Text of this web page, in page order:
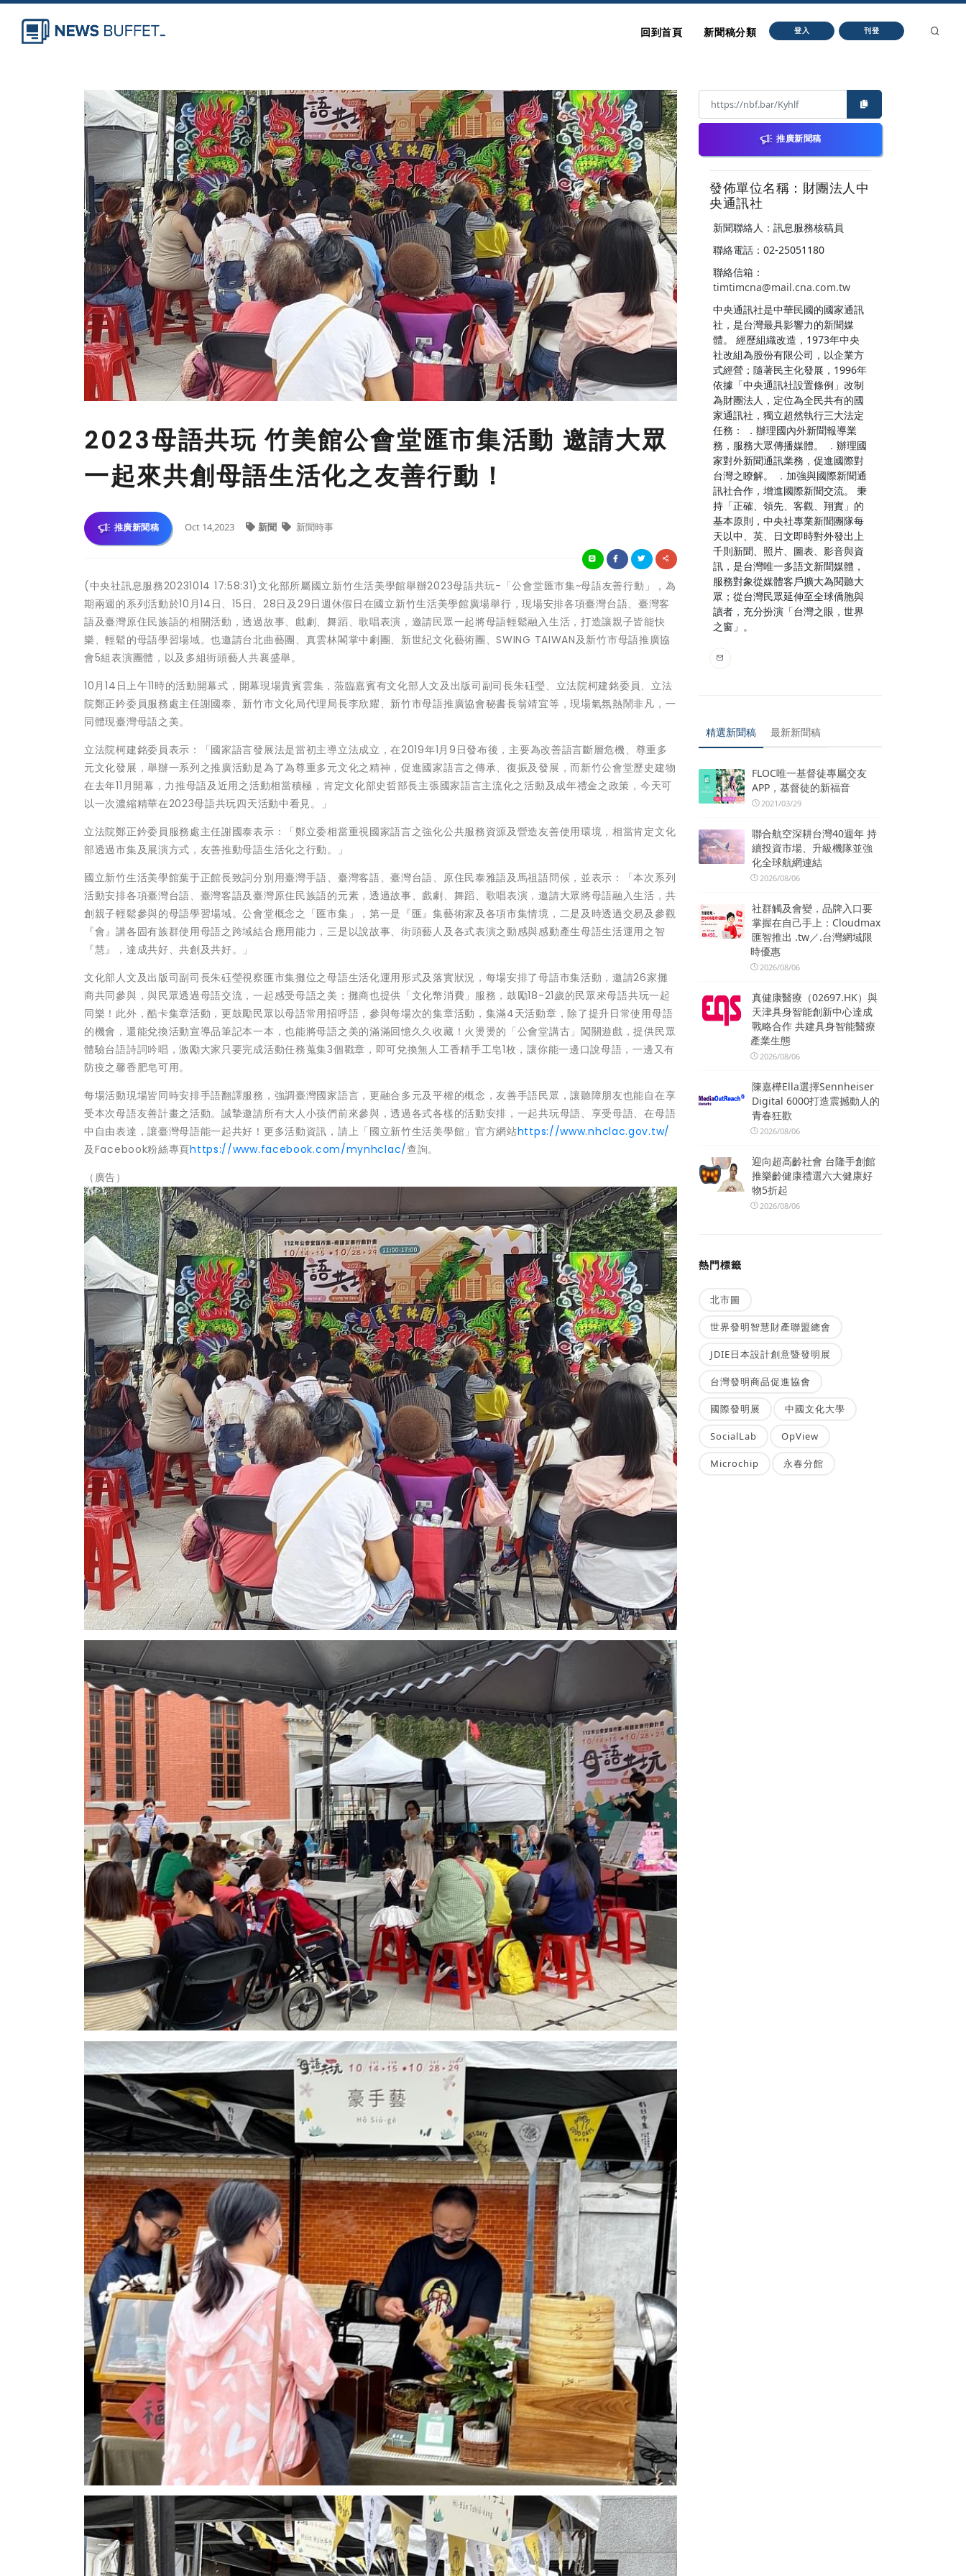
回到首頁 新聞稿分類 登入 刊登
2023母語共玩 竹美館公會堂匯市集活動 邀請大眾
一起來共創母語生活化之友善行動！
推廣新聞稿 Oct 14,2023 新聞 新聞時事
(中央社訊息服務20231014 17:58:31)文化部所屬國立新竹生活美學館舉辦2023母語共玩-「公會堂匯市集~母語友善行動」，為
期兩週的系列活動於10月14日、15日、28日及29日週休假日在國立新竹生活美學館廣場舉行，現場安排各項臺灣台語、臺灣客
語及臺灣原住民族語的相關活動，透過故事、戲劇、舞蹈、歌唱表演，邀請民眾一起將母語輕鬆融入生活，打造讓親子皆能快
樂、輕鬆的母語學習場域。也邀請台北曲藝團、真雲林閣掌中劇團、新世紀文化藝術團、SWING TAIWAN及新竹市母語推廣協
會5組表演團體，以及多組街頭藝人共襄盛舉。
10月14日上午11時的活動開幕式，開幕現場貴賓雲集，蒞臨嘉賓有文化部人文及出版司副司長朱砡瑩、立法院柯建銘委員、立法
院鄭正鈐委員服務處主任謝國泰、新竹市文化局代理局長李欣耀、新竹市母語推廣協會秘書長翁靖宜等，現場氣氛熱鬧非凡，一
同體現臺灣母語之美。
立法院柯建銘委員表示：「國家語言發展法是當初主導立法成立，在2019年1月9日發布後，主要為改善語言斷層危機、尊重多
元文化發展，舉辦一系列之推廣活動是為了為尊重多元文化之精神，促進國家語言之傳承、復振及發展，而新竹公會堂歷史建物
在去年11月開幕，力推母語及近用之活動相當積極，肯定文化部史哲部長主張國家語言主流化之活動及成年禮金之政策，今天可
以一次濃縮精華在2023母語共玩四天活動中看見。」
立法院鄭正鈐委員服務處主任謝國泰表示：「鄭立委相當重視國家語言之強化公共服務資源及營造友善使用環境，相當肯定文化
部透過市集及展演方式，友善推動母語生活化之行動。」
國立新竹生活美學館葉于正館長致詞分別用臺灣手語、臺灣客語、臺灣台語、原住民泰雅語及馬祖語問候，並表示：「本次系列
活動安排各項臺灣台語、臺灣客語及臺灣原住民族語的元素，透過故事、戲劇、舞蹈、歌唱表演，邀請大眾將母語融入生活，共
創親子輕鬆參與的母語學習場域。公會堂概念之「匯市集」，第一是『匯』集藝術家及各項市集情境，二是及時透過交易及參觀
『會』講各固有族群使用母語之跨域結合應用能力，三是以說故事、街頭藝人及各式表演之動感與感動產生母語生活運用之智
『慧』，達成共好、共創及共好。」
文化部人文及出版司副司長朱砡瑩視察匯市集攤位之母語生活化運用形式及落實狀況，每場安排了母語市集活動，邀請26家攤
商共同參與，與民眾透過母語交流，一起感受母語之美；攤商也提供「文化幣消費」服務，鼓勵18-21歲的民眾來母語共玩一起
同樂！此外，酷卡集章活動，更鼓勵民眾以母語常用招呼語，參與每場次的集章活動，集滿4天活動章，除了提升日常使用母語
的機會，還能兌換活動宣導品筆記本一本，也能將母語之美的滿滿回憶久久收藏！火燙燙的「公會堂講古」闖關遊戲，提供民眾
體驗台語詩詞吟唱，激勵大家只要完成活動任務蒐集3個戳章，即可兌換無人工香精手工皂1枚，讓你能一邊口說母語，一邊又有
防疫之馨香肥皂可用。
每場活動現場皆同時安排手語翻譯服務，強調臺灣國家語言，更融合多元及平權的概念，友善手語民眾，讓聽障朋友也能自在享
受本次母語友善計畫之活動。誠摯邀請所有大人小孩們前來參與，透過各式各樣的活動安排，一起共玩母語、享受母語、在母語
中自由表達，讓臺灣母語能一起共好！更多活動資訊，請上「國立新竹生活美學館」官方網站https://www.nhclac.gov.tw/
及Facebook粉絲專頁https://www.facebook.com/mynhclac/查詢。
（廣告）
推廣新聞稿
發佈單位名稱：財團法人中
央通訊社
新聞聯絡人：訊息服務核稿員
聯絡電話：02-25051180
聯絡信箱：
timtimcna@mail.cna.com.tw
中央通訊社是中華民國的國家通訊
社，是台灣最具影響力的新聞媒
體。 經歷組織改造，1973年中央
社改組為股份有限公司，以企業方
式經營；隨著民主化發展，1996年
依據「中央通訊社設置條例」改制
為財團法人，定位為全民共有的國
家通訊社，獨立超然執行三大法定
任務： ．辦理國內外新聞報導業
務，服務大眾傳播媒體。 ．辦理國
家對外新聞通訊業務，促進國際對
台灣之瞭解。 ．加強與國際新聞通
訊社合作，增進國際新聞交流。 秉
持「正確、領先、客觀、翔實」的
基本原則，中央社專業新聞團隊每
天以中、英、日文即時對外發出上
千則新聞、照片、圖表、影音與資
訊，是台灣唯一多語文新聞媒體，
服務對象從媒體客戶擴大為閱聽大
眾；從台灣民眾延伸至全球僑胞與
讀者，充分扮演「台灣之眼，世界
之窗」。
精選新聞稿 最新新聞稿
FLOC唯一基督徒專屬交友
APP，基督徒的新福音
2021/03/29
聯合航空深耕台灣40週年 持
續投資市場、升級機隊並強
化全球航網連結
2026/08/06
社群觸及會變，品牌入口要
掌握在自己手上：Cloudmax
匯智推出 .tw／.台灣網域限
時優惠
2026/08/06
真健康醫療（02697.HK）與
天津具身智能創新中心達成
戰略合作 共建具身智能醫療
產業生態
2026/08/06
陳嘉樺Ella選擇Sennheiser
Digital 6000打造震撼動人的
青春狂歡
2026/08/06
迎向超高齡社會 台隆手創館
推樂齡健康禮選六大健康好
物5折起
2026/08/06
熱門標籤
北市圖
世界發明智慧財產聯盟總會
JDIE日本設計創意暨發明展
台灣發明商品促進協會
國際發明展 中國文化大學
SocialLab OpView
Microchip 永春分館